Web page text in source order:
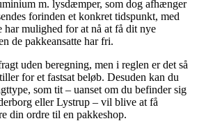
m. lysdæmper, som dog afhænger
forinden et konkret tidspunkt, med
har mulighed for at nå at få dit nye
de pakkeansatte har fri.
uden beregning, men i reglen er det så
for et fastsat beløb. Desuden kan du
som tit – uanset om du befinder sig
eller Lystrup – vil blive at få
din ordre til en pakkeshop.